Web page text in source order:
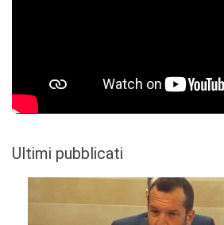
Ultimi pubblicati